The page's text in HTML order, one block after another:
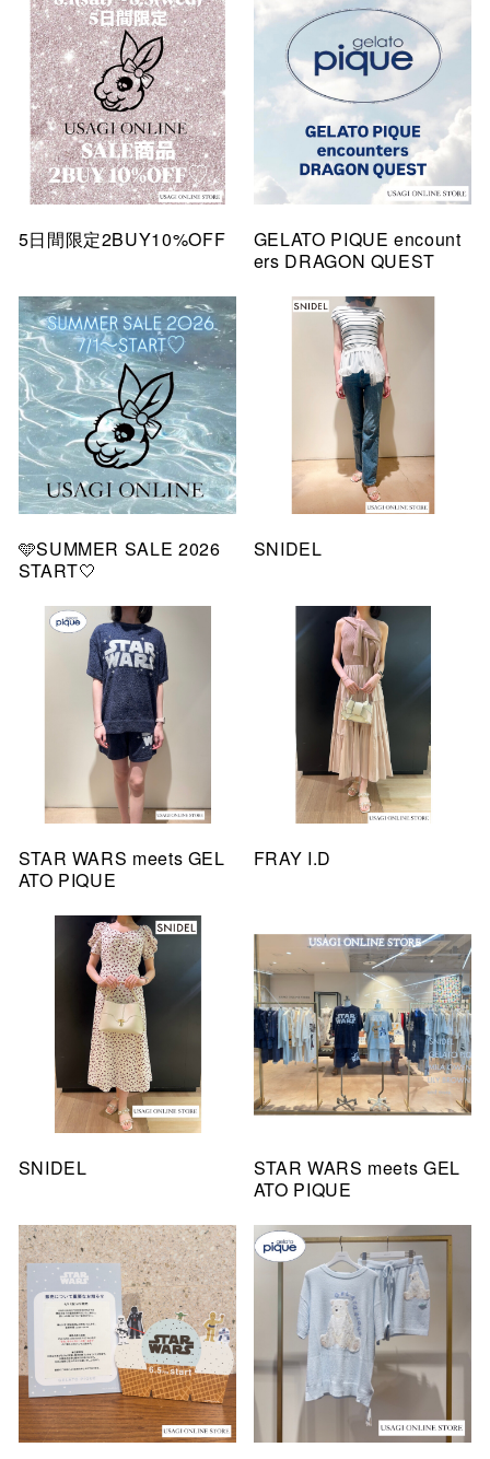
5日間限定2BUY10%OFF
GELATO PIQUE encount
ers DRAGON QUEST
🩵SUMMER SALE 2026
START🤍
SNIDEL
STAR WARS meets GEL
ATO PIQUE
FRAY I.D
SNIDEL
STAR WARS meets GEL
ATO PIQUE